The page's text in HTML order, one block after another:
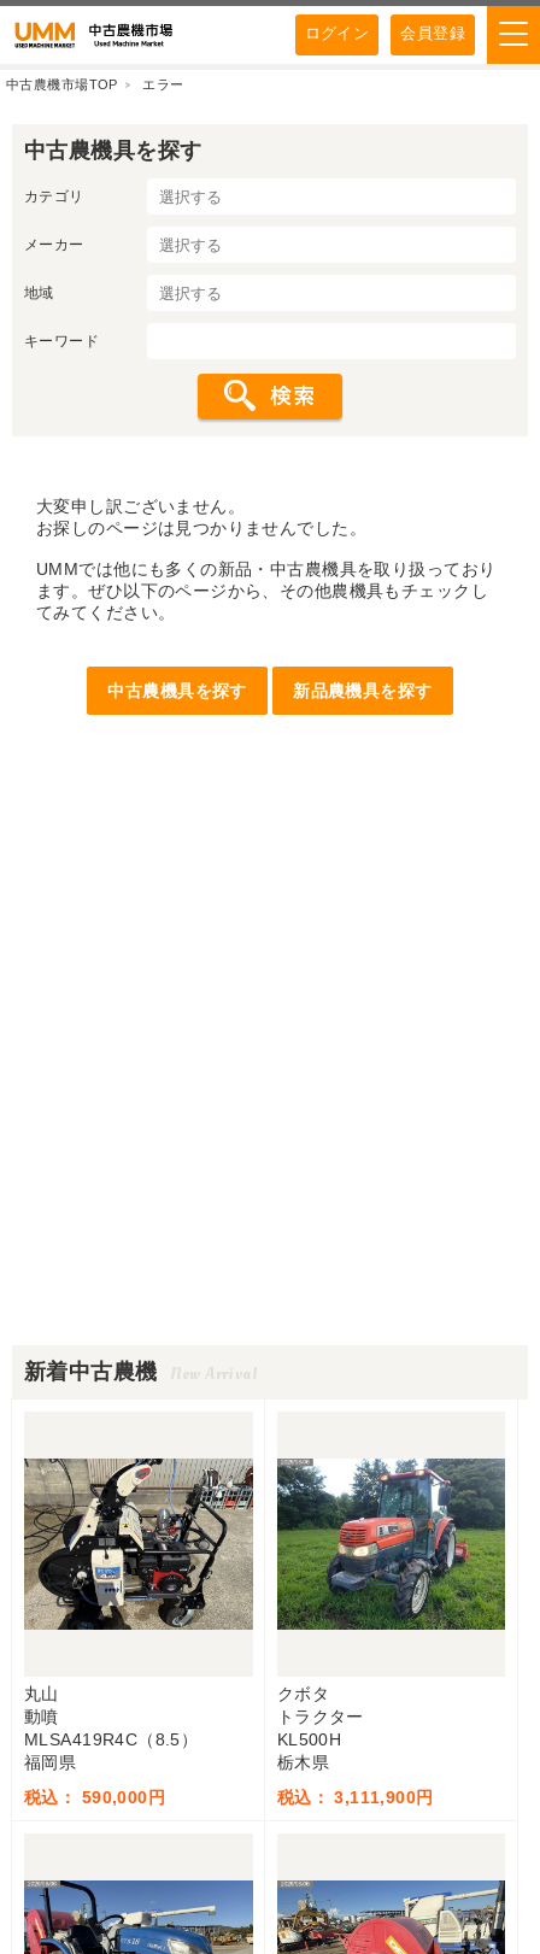
ログイン 会員登録
中古農機市場TOP エラー
中古農機具を探す
カテゴリ
メーカー
地域
キーワード
大変申し訳ございません。
お探しのページは見つかりませんでした。
UMMでは他にも多くの新品・中古農機具を取り扱っており
ます。ぜひ以下のページから、その他農機具もチェックし
てみてください。
中古農機具を探す 新品農機具を探す
新着中古農機 New Arrival
丸山
動噴
MLSA419R4C（8.5）
福岡県
税込： 590,000円
クボタ
トラクター
KL500H
栃木県
税込： 3,111,900円